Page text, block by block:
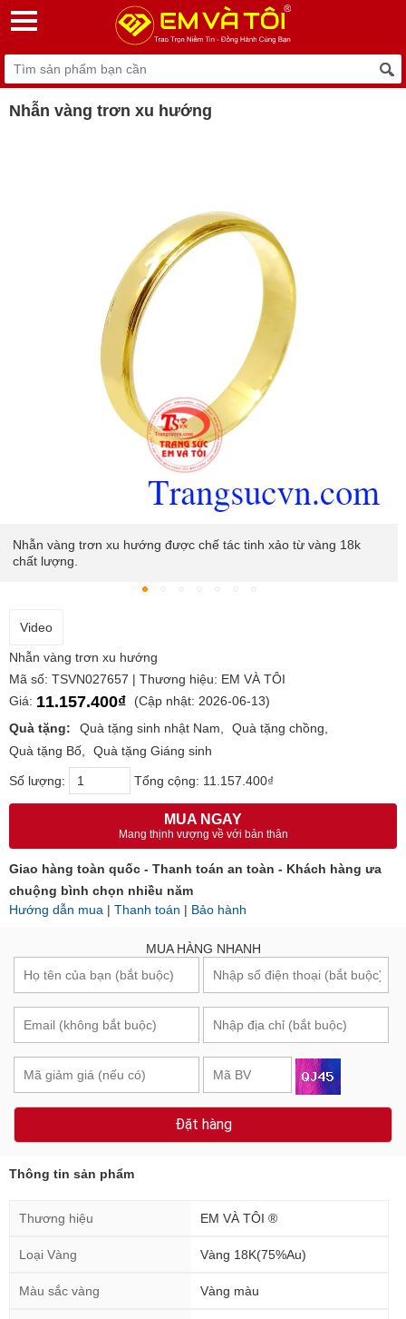
Nhẫn vàng trơn xu hướng
Nhẫn vàng là sản phẩm được nhiều khách hàng yêu thích và lựa
chọn giúp người đeo tỏa sáng.
Video
Nhẫn vàng trơn xu hướng
Mã số: TSVN027657 | Thương hiệu: EM VÀ TÔI
Giá: 11.157.400₫
(Cập nhật: 2026-06-13)
Quà tặng:
Quà tặng sinh nhật Nam
Quà tặng chồng
Quà tặng Bố
Quà tặng Giáng sinh
Số lượng: Tổng cộng: 11.157.400₫
MUA NGAY
Mang thịnh vượng về với bản thân
Giao hàng toàn quốc - Thanh toán an toàn - Khách hàng ưa
chuộng bình chọn nhiều năm
Hướng dẫn mua | Thanh toán | Bảo hành
MUA HÀNG NHANH
Đặt hàng
Thông tin sản phẩm
Thương hiệu EM VÀ TÔI ®
Loại Vàng Vàng 18K(75%Au)
Màu sắc vàng Vàng màu